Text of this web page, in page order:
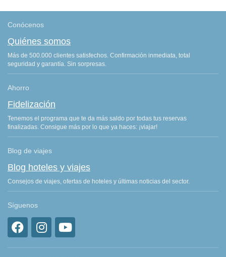
Conócenos
Quiénes somos
Más de 500.000 clientes satisfechos. Confirmación inmediata, total
seguridad y garantía. Sin sorpresas.
Ahorro
Fidelización
Tenemos el programa que te da más saldo por todas tus reservas
finalizadas. Consigue más por lo que ya haces: ¡viajar!
Blog de viajes
Blog hoteles y viajes
Consejos de viajes, ofertas de hoteles y últimas noticias del sector.
Síguenos